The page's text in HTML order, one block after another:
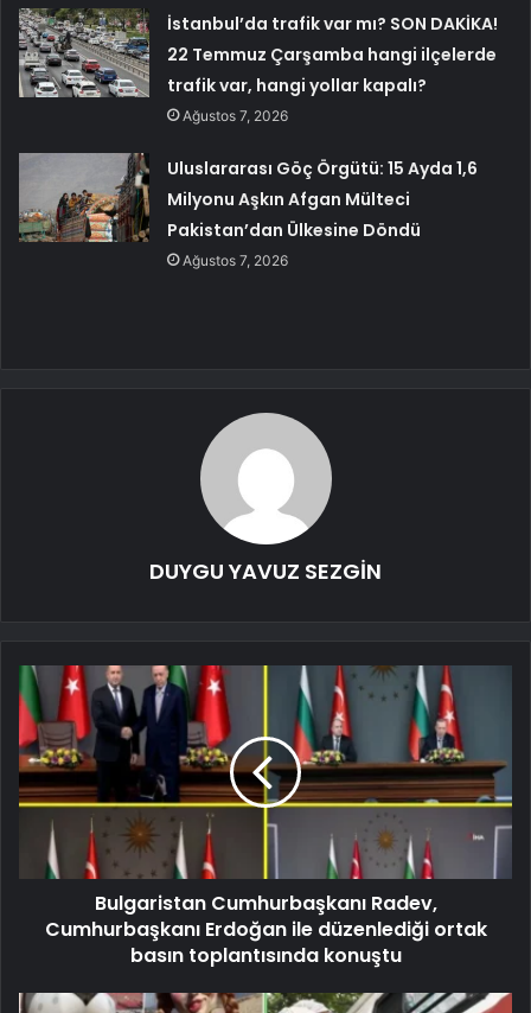
İstanbul’da trafik var mı? SON DAKİKA!
22 Temmuz Çarşamba hangi ilçelerde
trafik var, hangi yollar kapalı?
Ağustos 7, 2026
Uluslararası Göç Örgütü: 15 Ayda 1,6
Milyonu Aşkın Afgan Mülteci
Pakistan’dan Ülkesine Döndü
Ağustos 7, 2026
DUYGU YAVUZ SEZGİN
Bulgaristan Cumhurbaşkanı Radev,
Cumhurbaşkanı Erdoğan ile düzenlediği ortak
basın toplantısında konuştu